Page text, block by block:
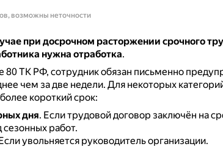
возможны неточности
при досрочном расторжении срочного
нужна отработка.
80 ТК РФ, сотрудник обязан письменно
чем за две недели. Для некоторых
короткий срок:
дня. Если трудовой договор заключён на
сезонных работ.
увольняется руководитель организации.